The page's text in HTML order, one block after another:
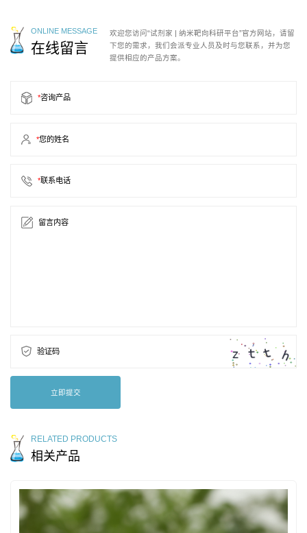
ONLINE MESSAGE
在线留言
欢迎您访问“试剂家 | 纳米靶向科研平台”官方网站，请留
下您的需求，我们会派专业人员及时与您联系，并为您
提供相应的产品方案。
*咨询产品
*您的姓名
*联系电话
留言内容
验证码
立即提交
RELATED PRODUCTS
相关产品